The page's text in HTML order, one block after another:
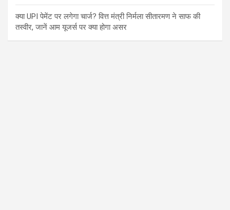
क्या UPI पेमेंट पर लगेगा चार्ज? वित्त मंत्री निर्मला सीतारमण ने साफ की
तस्वीर, जानें आम यूजर्स पर क्या होगा असर